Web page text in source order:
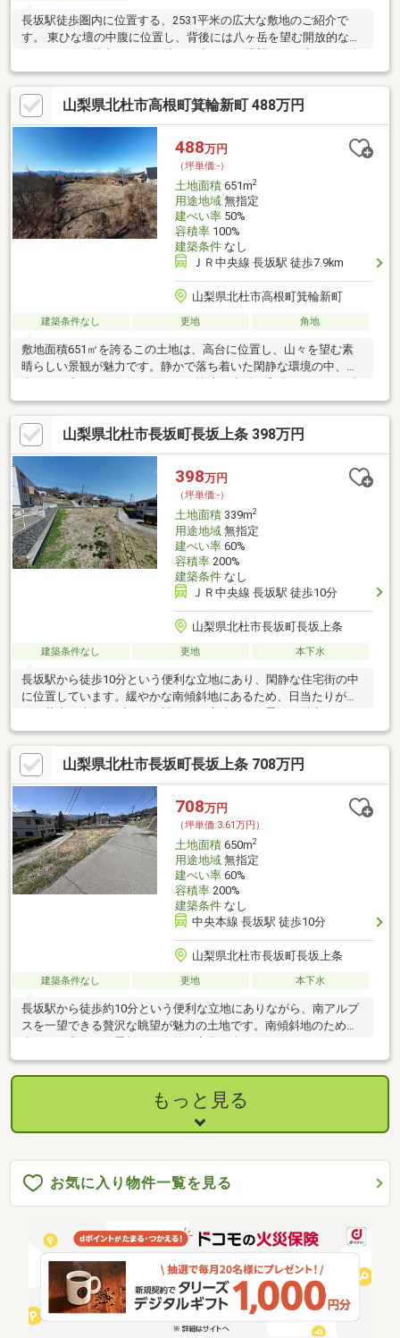
長坂駅徒歩圏内に位置する、2531平米の広大な敷地のご紹介で
す。 東ひな壇の中腹に位置し、背後には八ヶ岳を望む開放的なロ
然を感じながらゆったりとした暮らしを実現できます。 また、長
坂ICまでは車で約4分とアクセスも良く、通勤やレジャーにも便利
な立地です。 敷地内には進入用スロープが設けられており、車で
のアプローチもスムーズ。 広さを活かした住宅計画はもちろん、
別荘や多用途での活用もご検討いただけます。 利便性と自然環
境、そしてスケールを兼ね備えた一画。 ぜひ現地でその魅力をご
体感ください。
山梨県北杜市高根町箕輪新町 488万円
488万円
（坪単価:-）
土地面積651m2
用途地域無指定
建ぺい率50%
容積率100%
建築条件なし
ＪＲ中央線 長坂駅 徒歩7.9km
山梨県北杜市高根町箕輪新町
建築条件なし 更地 角地
敷地面積651㎡を誇るこの土地は、高台に位置し、山々を望む素
晴らしい景観が魅力です。静かで落ち着いた閑静な環境の中、日
水道の引き込みが可能で、建築条件がないため、自由な設計で理
想の住まいや別荘を建築することが可能です。この特別なロケー
ションで、自然と調和した生活を始めてみませんか？興味をお持
ちの方はぜひお問い合わせください。
山梨県北杜市長坂町長坂上条 398万円
398万円
（坪単価:-）
土地面積339m2
用途地域無指定
建ぺい率60%
容積率200%
建築条件なし
ＪＲ中央線 長坂駅 徒歩10分
山梨県北杜市長坂町長坂上条
建築条件なし 更地 本下水
長坂駅から徒歩10分という便利な立地にあり、閑静な住宅街の中
に位置しています。緩やかな南傾斜地にあるため、日当たりが良
く、壮大な南アルプスを一望できる素晴らしい景観が魅力です。
建蔽率60％、容積率200％を活かし、住宅用地としてはもちろ
ん、事業用地としてもご利用いただけます。上下水道の引き込み
が可能で、生活インフラが整った環境での建築が可能です。 この
土地は、自然に囲まれながらも駅に近い利便性を求める方や、事
業展開をお考えの方にとって理想的な場所です。南アルプスの美
しい景色を毎日楽しむ生活を、この土地で実現してみませんか？
興味のある方は、ぜひお問い合わせください。
山梨県北杜市長坂町長坂上条 708万円
708万円
（坪単価:3.61万円）
土地面積650m2
用途地域無指定
建ぺい率60%
容積率200%
建築条件なし
中央本線 長坂駅 徒歩10分
山梨県北杜市長坂町長坂上条
建築条件なし 更地 本下水
長坂駅から徒歩約10分という便利な立地にありながら、南アルプ
スを一望できる贅沢な眺望が魅力の土地です。南傾斜地のため日
もっと見る
お気に入り物件一覧を見る